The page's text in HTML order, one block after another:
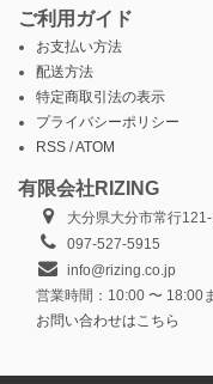
ご利用ガイド
お支払い方法
配送方法
特定商取引法の表示
プライバシーポリシー
RSS /ATOM
有限会社RIZING
大分県大分市常行
097-527-5915
info@rizing.co.jp
営業時間：10:00 〜 18:00
お問い合わせはこちら